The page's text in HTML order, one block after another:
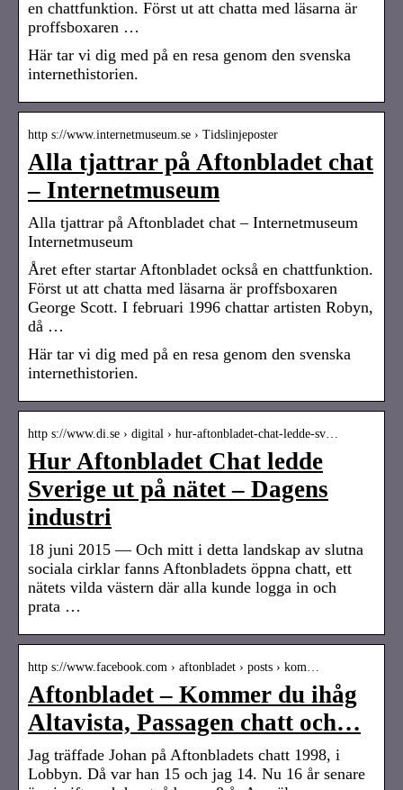
en chattfunktion. Först ut att chatta med läsarna är
proffsboxaren …
Här tar vi dig med på en resa genom den svenska
internethistorien.
http s://www.internetmuseum.se › Tidslinjeposter
Alla tjattrar på Aftonbladet chat
– Internetmuseum
Alla tjattrar på Aftonbladet chat – Internetmuseum
Internetmuseum
Året efter startar Aftonbladet också en chattfunktion.
Först ut att chatta med läsarna är proffsboxaren
George Scott. I februari 1996 chattar artisten Robyn,
då …
Här tar vi dig med på en resa genom den svenska
internethistorien.
http s://www.di.se › digital › hur-aftonbladet-chat-ledde-sv…
Hur Aftonbladet Chat ledde
Sverige ut på nätet – Dagens
industri
18 juni 2015 — Och mitt i detta landskap av slutna
sociala cirklar fanns Aftonbladets öppna chatt, ett
nätets vilda västern där alla kunde logga in och
prata …
http s://www.facebook.com › aftonbladet › posts › kom…
Aftonbladet – Kommer du ihåg
Altavista, Passagen chatt och…
Jag träffade Johan på Aftonbladets chatt 1998, i
Lobbyn. Då var han 15 och jag 14. Nu 16 år senare